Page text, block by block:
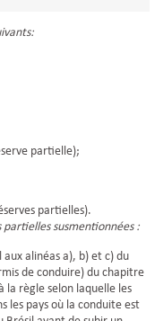
partielle);
partielles).
partielles susmentionnées :
alinéas a), b) et c) du
de conduire) du chapitre
la règle selon laquelle les
les pays où la conduite est